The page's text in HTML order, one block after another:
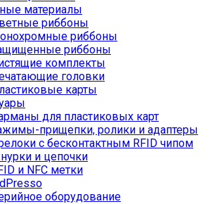
материалы
риббоны
риббоны
риббоны
комплекты
головки
карты
для пластиковых карт
прищепки, ролики и адаптеры
с бесконтактным RFID чипом
и цепочки
и NFC метки
оборудование